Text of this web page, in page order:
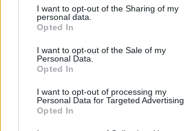
I want to opt-out of the Sharing of my
personal data.
Opted In
I want to opt-out of the Sale of my
Personal Data.
Opted In
I want to opt-out of processing my
Personal Data for Targeted Advertising.
Opted In
Uutiset